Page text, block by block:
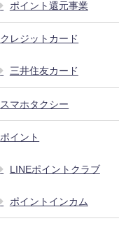
ポイント還元事業
クレジットカード
三井住友カード
スマホタクシー
ポイント
LINEポイントクラブ
ポイントインカム